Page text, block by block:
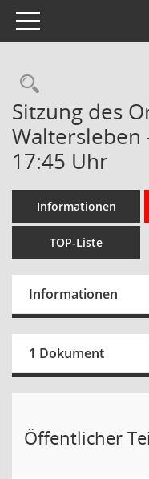
Toggle navigation
Sitzung des
Waltersleben
17:45 Uhr
Informationen
TOP-Liste
Informationen
1 Dokument
Öffentlicher